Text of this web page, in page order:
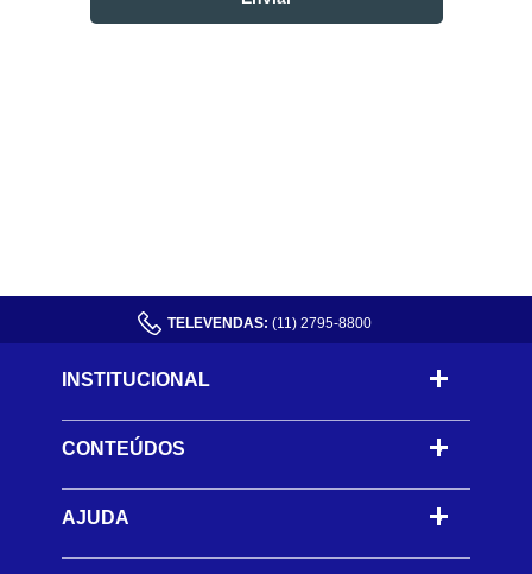
TELEVENDAS: (11) 2795-8800
INSTITUCIONAL
CONTEÚDOS -
AJUDA -